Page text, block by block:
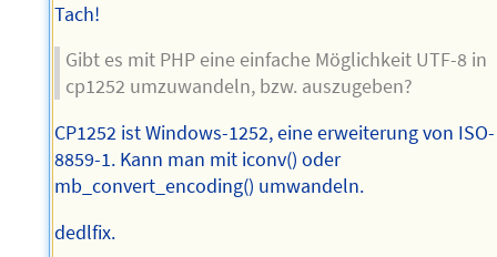
Tach!
Gibt es mit PHP eine einfache Möglichkeit UTF-8 in
cp1252 umzuwandeln, bzw. auszugeben?
CP1252 ist Windows-1252, eine erweiterung von ISO-
8859-1. Kann man mit iconv() oder
mb_convert_encoding() umwandeln.
dedlfix.